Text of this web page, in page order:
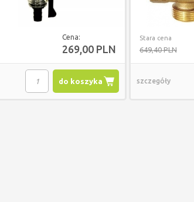
Cena:
269,00 PLN
do koszyka
Stara cena
649,40 PLN
szczegóły